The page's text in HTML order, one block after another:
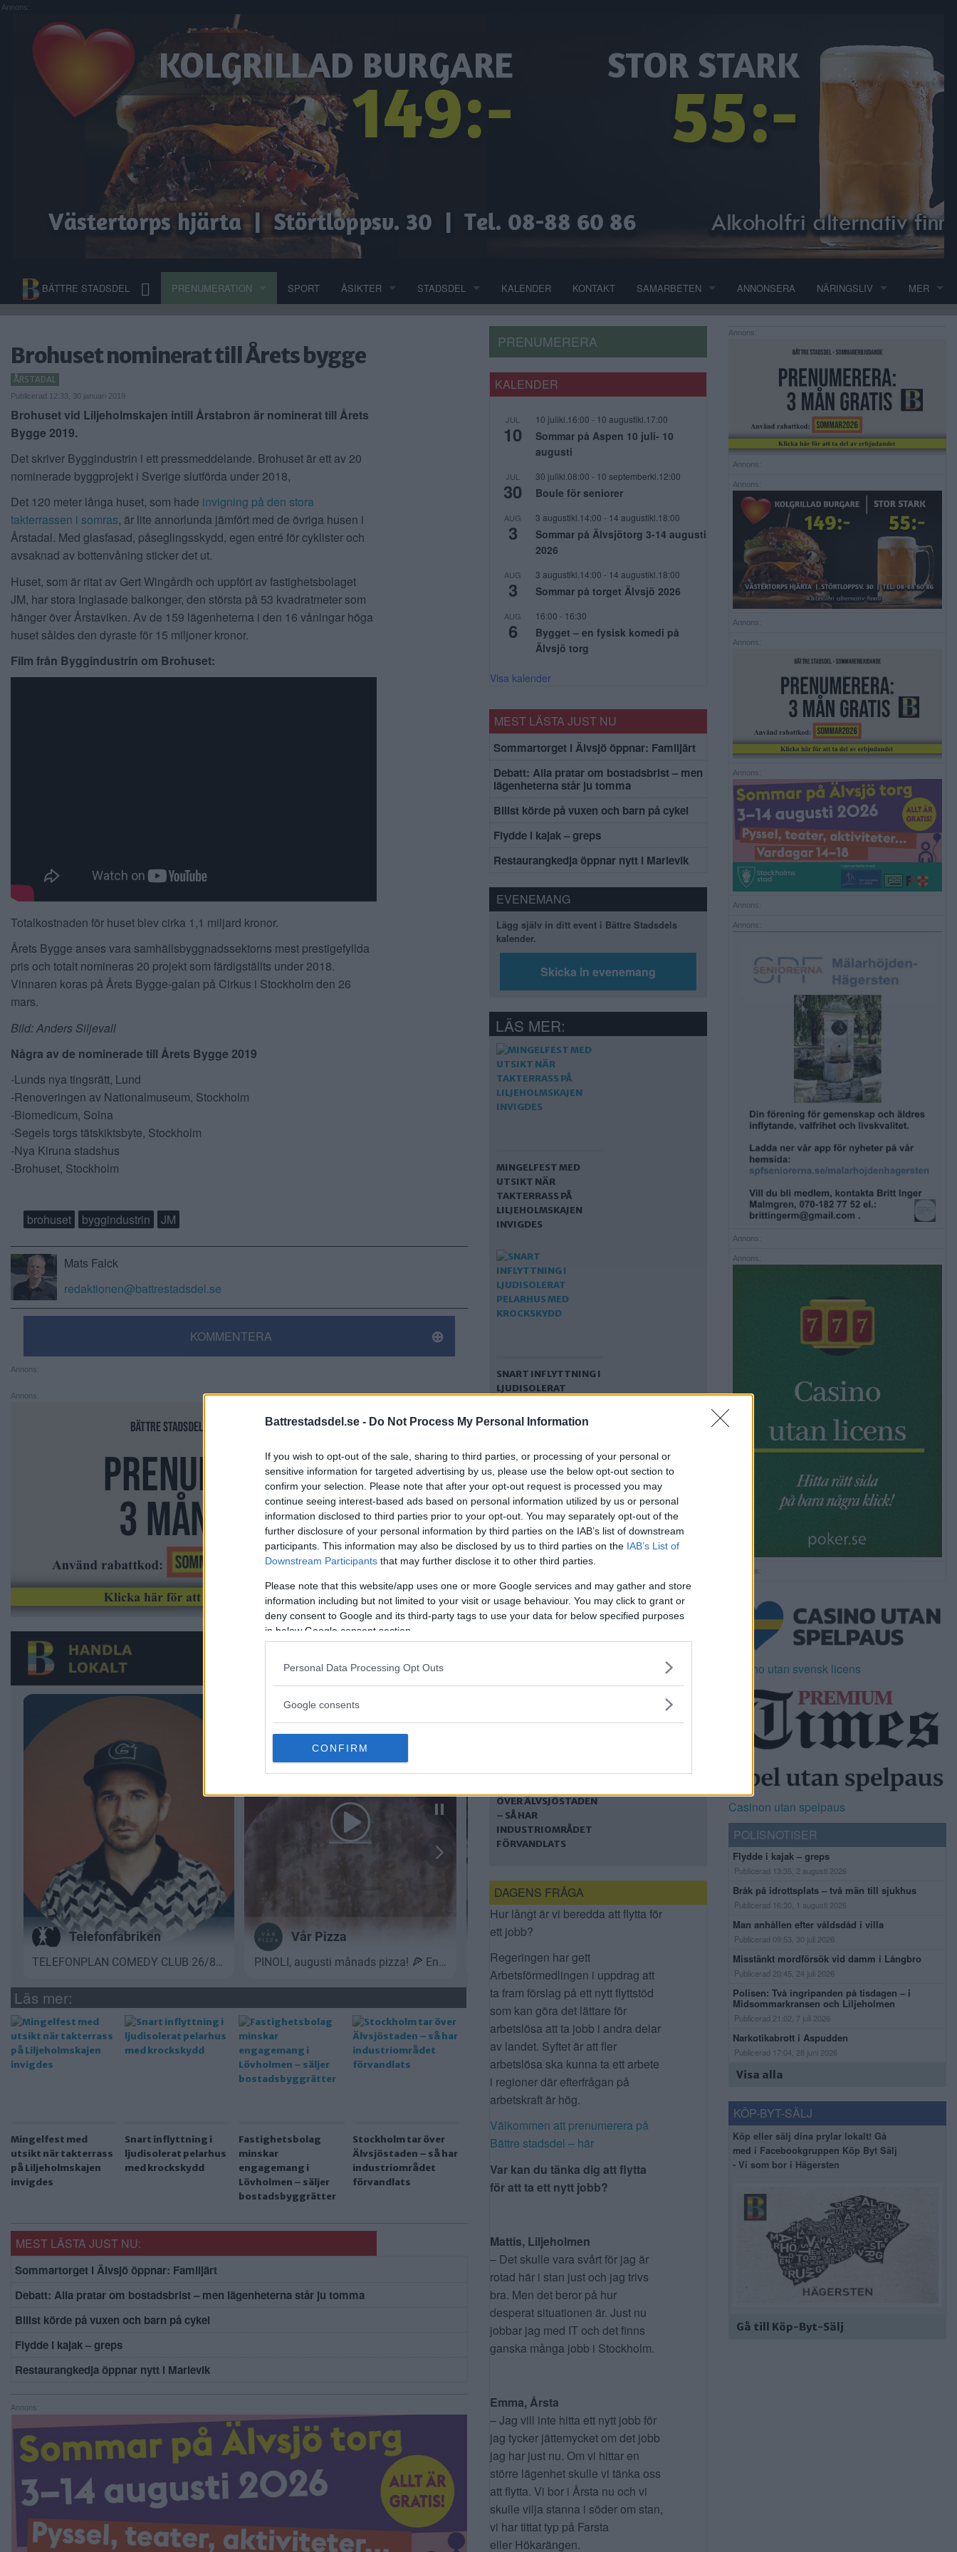
Battrestadsdel.se - Do Not Process My Personal Information
If you wish to opt-out of the sale, sharing to third parties, or processing of your personal or
sensitive information for targeted advertising by us, please use the below opt-out section to
confirm your selection. Please note that after your opt-out request is processed you may
continue seeing interest-based ads based on personal information utilized by us or personal
information disclosed to third parties prior to your opt-out. You may separately opt-out of the
further disclosure of your personal information by third parties on the IAB’s list of downstream
participants. This information may also be disclosed by us to third parties on the IAB’s List of
Downstream Participants that may further disclose it to other third parties.
Please note that this website/app uses one or more Google services and may gather and store
information including but not limited to your visit or usage behaviour. You may click to grant or
deny consent to Google and its third-party tags to use your data for below specified purposes
in below Google consent section.
Personal Data Processing Opt Outs
Google consents
CONFIRM
Annons:
BÄTTRE STADSDEL PRENUMERATION SPORT ÅSIKTER STADSDEL KALENDER KONTAKT SAMARBETEN ANNONSERA NÄRINGSLIV MER
Brohuset nominerat till Årets bygge
ÅRSTADAL
Publicerad 12:33, 30 januari 2019
Brohuset vid Liljeholmskajen intill Årstabron är nominerat till Årets
Bygge 2019.
Det skriver Byggindustrin i ett pressmeddelande. Brohuset är ett av 20
nominerade byggprojekt i Sverige slutförda under 2018,
Det 120 meter långa huset, som hade invigning på den stora
takterrassen i somras, är lite annorlunda jämfört med de övriga husen i
Årstadal. Med glasfasad, påseglingsskydd, egen entré för cyklister och
avsaknad av bottenvåning sticker det ut.
Huset, som är ritat av Gert Wingårdh och uppfört av fastighetsbolaget
JM, har stora Inglasade balkonger, den största på 53 kvadratmeter som
hänger över Årstaviken. Av de 159 lägenheterna i den 16 våningar höga
huset såldes den dyraste för 15 miljoner kronor.
Film från Byggindustrin om Brohuset:
Totalkostnaden för huset blev cirka 1,1 miljard kronor.
Årets Bygge anses vara samhällsbyggnadssektorns mest prestigefyllda
pris och totalt nomineras 20 projekt som färdigställts under 2018.
Vinnaren koras på Årets Bygge-galan på Cirkus i Stockholm den 26
mars.
Bild: Anders Siljevall
Några av de nominerade till Årets Bygge 2019
-Lunds nya tingsrätt, Lund
-Renoveringen av Nationalmuseum, Stockholm
-Biomedicum, Solna
-Segels torgs tätskiktsbyte, Stockholm
-Nya Kiruna stadshus
-Brohuset, Stockholm
brohuset byggindustrin JM
Mats Falck
redaktionen@battrestadsdel.se
KOMMENTERA
Annons:
Annons:
Läs mer:
Mingelfest med
utsikt när takterrass
på Liljeholmskajen
invigdes
Snart inflyttning i
ljudisolerat pelarhus
med krockskydd
Fastighetsbolag
minskar
engagemang i
Lövholmen – säljer
bostadsbyggrätter
Stockholm tar över
Älvsjöstaden – så har
industriområdet
förvandlats
MEST LÄSTA JUST NU:
Sommartorget i Älvsjö öppnar: Familjärt
Debatt: Alla pratar om bostadsbrist – men lägenheterna står ju tomma
Bilist körde på vuxen och barn på cykel
Flydde i kajak – greps
Restaurangkedja öppnar nytt i Marievik
Annons:
PRENUMERERA
KALENDER
JUL
10
10 julikl.16:00 - 10 augustikl.17:00
Sommar på Aspen 10 juli- 10
augusti
JUL
30
30 julikl.08:00 - 10 septemberkl.12:00
Boule för seniorer
AUG
3
3 augustikl.14:00 - 14 augustikl.18:00
Sommar på Älvsjötorg 3-14 augusti
2026
AUG
3
3 augustikl.14:00 - 14 augustikl.18:00
Sommar på torget Älvsjö 2026
AUG
6
16:00 - 16:30
Bygget – en fysisk komedi på
Älvsjö torg
Visa kalender
MEST LÄSTA JUST NU
Sommartorget i Älvsjö öppnar: Familjärt
Debatt: Alla pratar om bostadsbrist – men
lägenheterna står ju tomma
Bilist körde på vuxen och barn på cykel
Flydde i kajak – greps
Restaurangkedja öppnar nytt i Marievik
EVENEMANG
Lägg själv in ditt event i Bättre Stadsdels
kalender.
Skicka in evenemang
LÄS MER:
MINGELFEST MED
UTSIKT NÄR
TAKTERRASS PÅ
LILJEHOLMSKAJEN
INVIGDES
SNART INFLYTTNING I
LJUDISOLERAT
KROCKSKYDD
FASTIGHETSBOLAG
MINSKAR
ENGAGEMANG I
LÖVHOLMEN – SÄLJER
BOSTADSBYGGRÄTTE
ÖVER ÄLVSJÖSTADEN
– SÅ HAR
INDUSTRIOMRÅDET
FÖRVANDLATS
DAGENS FRÅGA
Hur långt är vi beredda att flytta för
ett jobb?
Regeringen har gett
Arbetsförmedlingen i uppdrag att
ta fram förslag på ett nytt flyttstöd
som kan göra det lättare för
arbetslösa att ta jobb i andra delar
av landet. Syftet är att fler
arbetslösa ska kunna ta ett arbete
i regioner där efterfrågan på
arbetskraft är hög.
Välkommen att prenumerera på
Bättre stadsdel – här
Var kan du tänka dig att flytta
för att ta ett nytt jobb?
Mattis, Liljeholmen
– Det skulle vara svårt för jag är
rotad här i stan just och jag trivs
bra. Men det beror på hur
desperat situationen är. Just nu
jobbar jag med IT och det finns
ganska många jobb i Stockholm.
Emma, Årsta
– Jag vill inte hitta ett nytt jobb för
jag tycker jättemycket om det jobb
jag har just nu. Om vi hittar en
större lägenhet skulle vi tänka oss
att flytta. Vi bor i Årsta nu och vi
skulle vilja stanna i söder om stan,
vi har tittat typ på Farsta
eller Hökarängen.
Annons:
Annons:
Annons:
Annons:
Annons:
Annons:
Annons:
Annons:
Annons:
Annons:
Annons:
Casino utan svensk licens
Casinon utan spelpaus
POLISNOTISER
Flydde i kajak – greps
Publicerad 13:35, 2 augusti 2026
Bråk på idrottsplats – två män till sjukhus
Publicerad 16:30, 1 augusti 2026
Man anhållen efter våldsdåd i villa
Publicerad 09:53, 30 juli 2026
Misstänkt mordförsök vid damm i Långbro
Publicerad 20:45, 24 juli 2026
Polisen: Två ingripanden på tisdagen – i
Midsommarkransen och Liljeholmen
Publicerad 21:02, 7 juli 2026
Narkotikabrott i Aspudden
Publicerad 17:04, 28 juni 2026
Visa alla
KÖP-BYT-SÄLJ
Köp eller sälj dina prylar lokalt! Gå
med i Facebookgruppen Köp Byt Sälj
- Vi som bor i Hägersten
Gå till Köp-Byt-Sälj